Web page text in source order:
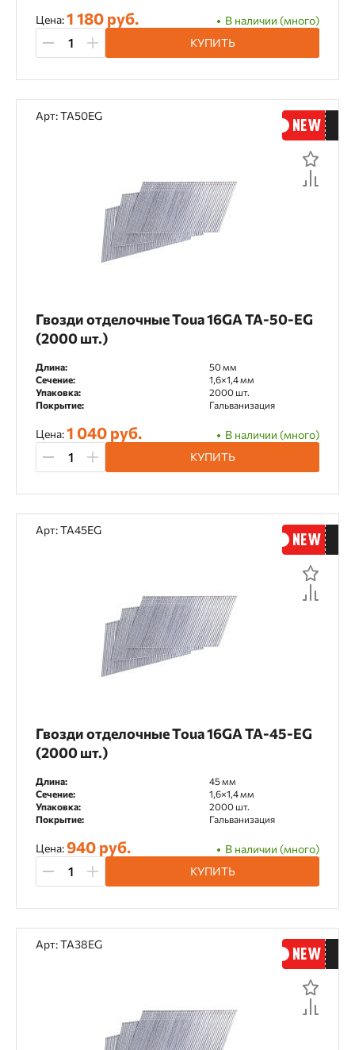
Цена:1 180 руб.
В наличии (много)
КУПИТЬ
Арт: TA50EG
Гвозди отделочные Toua 16GA TA-50-EG
(2000 шт.)
Длина:
50 мм
Сечение:
1,6×1,4 мм
Упаковка:
2000 шт.
Покрытие:
Гальванизация
Цена:1 040 руб.
В наличии (много)
КУПИТЬ
Арт: TA45EG
Гвозди отделочные Toua 16GA TA-45-EG
(2000 шт.)
Длина:
45 мм
Сечение:
1,6×1,4 мм
Упаковка:
2000 шт.
Покрытие:
Гальванизация
Цена:940 руб.
В наличии (много)
КУПИТЬ
Арт: TA38EG